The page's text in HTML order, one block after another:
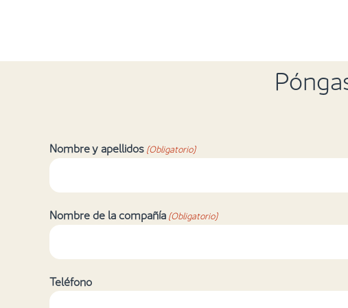
Nombre y apellidos(Obligatorio)
Nombre de la compañía(Obligatorio)
Teléfono